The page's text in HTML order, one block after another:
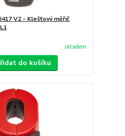
V2 - Klešťový měřič
skladem
do košíku